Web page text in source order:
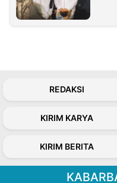
REDAKSI
KIRIM KARYA
KIRIM BERITA